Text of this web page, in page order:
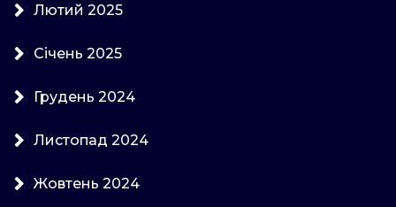
Лютий 2025
Січень 2025
Грудень 2024
Листопад 2024
Жовтень 2024